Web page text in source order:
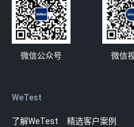
微信公众号 微信
WeTest
了解WeTest 精选客户案例